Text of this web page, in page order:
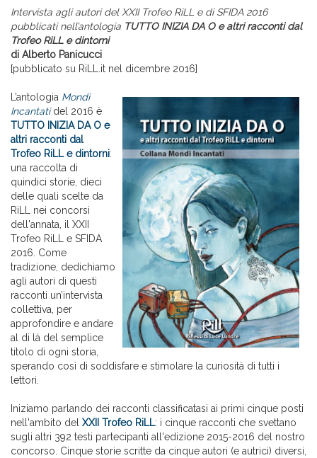
Intervista agli autori del XXII Trofeo RiLL e di SFIDA 2016
pubblicati nell’antologia TUTTO INIZIA DA O e altri racconti dal
Trofeo RiLL e dintorni
di Alberto Panicucci
[pubblicato su RiLL.it nel dicembre 2016]
L’antologia Mondi
Incantatidel 2016 è
TUTTO INIZIA DA O e
altri racconti dal
Trofeo RiLL e dintorni:
una raccolta di
quindici storie, dieci
delle quali scelte da
RiLL nei concorsi
dell'annata, il XXII
Trofeo RiLL e SFIDA
2016. Come
tradizione, dedichiamo
agli autori di questi
racconti un’intervista
collettiva, per
approfondire e andare
al di là del semplice
titolo di ogni storia,
sperando così di soddisfare e stimolare la curiosità di tutti i
lettori.
Iniziamo parlando dei racconti classificatasi ai primi cinque posti
nell'ambito del XXII Trofeo RiLL: i cinque racconti che svettano
sugli altri 392 testi partecipanti all'edizione 2015-2016 del nostro
concorso. Cinque storie scritte da cinque autori (e autrici) diversi,